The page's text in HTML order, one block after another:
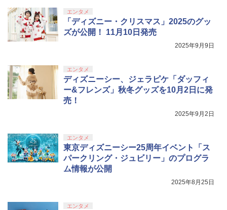
エンタメ
「ディズニー・クリスマス」2025のグッ
ズが公開！ 11月10日発売
2025年9月9日
エンタメ
ディズニーシー、ジェラピケ「ダッフィ
ー&フレンズ」秋冬グッズを10月2日に発
売！
2025年9月2日
エンタメ
東京ディズニーシー25周年イベント「ス
パークリング・ジュビリー」のプログラ
ム情報が公開
2025年8月25日
エンタメ